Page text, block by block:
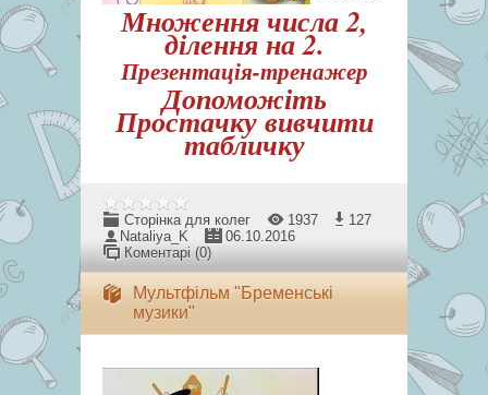
Множення числа 2,
ділення на 2.
Презентація-тренажер
Допоможіть
Простачку вивчити
табличку
Сторінка для колег 1937
127
Nataliya_K
06.10.2016
Коментарі (0)
Мультфільм "Бременські
музики"